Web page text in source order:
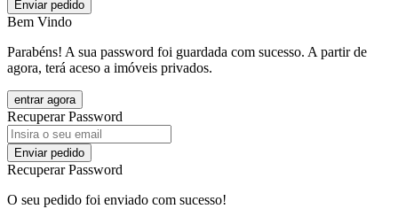
Enviar pedido
Bem Vindo
Parabéns! A sua password foi guardada com sucesso. A partir de
agora, terá aceso a imóveis privados.
entrar agora
Recuperar Password
Enviar pedido
Recuperar Password
O seu pedido foi enviado com sucesso!